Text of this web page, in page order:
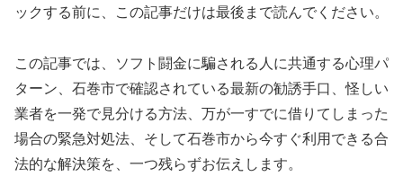
ックする前に、この記事だけは最後まで読んでください。
この記事では、ソフト闘金に騙される人に共通する心理パ
ターン、石巻市で確認されている最新の勧誘手口、怪しい
業者を一発で見分ける方法、万が一すでに借りてしまった
場合の緊急対処法、そして石巻市から今すぐ利用できる合
法的な解決策を、一つ残らずお伝えします。